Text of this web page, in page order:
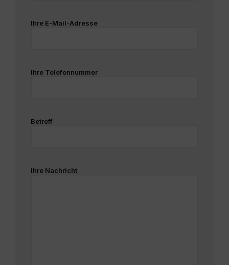
Ihre E-Mail-Adresse
Ihre Telefonnummer
Betreff
Ihre Nachricht